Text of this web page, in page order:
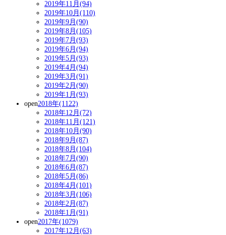
2019年11月(94)
2019年10月(110)
2019年9月(90)
2019年8月(105)
2019年7月(93)
2019年6月(94)
2019年5月(93)
2019年4月(94)
2019年3月(91)
2019年2月(90)
2019年1月(93)
open2018年(1122)
2018年12月(72)
2018年11月(121)
2018年10月(90)
2018年9月(87)
2018年8月(104)
2018年7月(90)
2018年6月(87)
2018年5月(86)
2018年4月(101)
2018年3月(106)
2018年2月(87)
2018年1月(91)
open2017年(1079)
2017年12月(63)